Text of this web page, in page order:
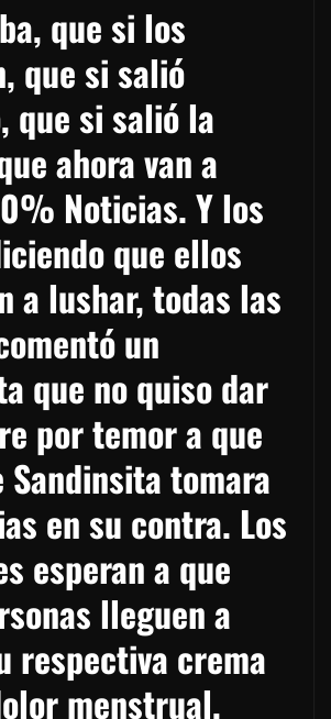
que si los
que si salió
que si salió la
ahora van a
Noticias. Y los
que ellos
a lushar, todas las
un
que no quiso dar
por temor a que
Sandinsita tomara
en su contra. Los
esperan a que
lleguen a
respectiva crema
menstrual,